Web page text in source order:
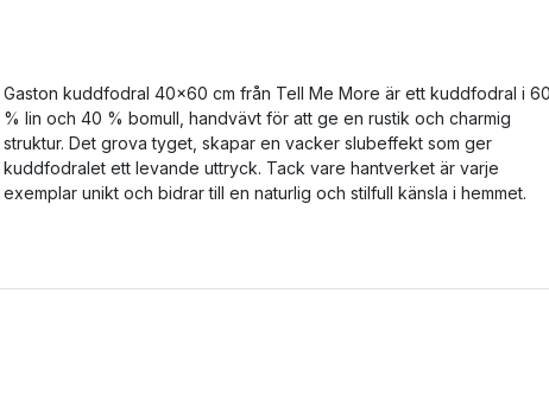
Gaston kuddfodral 40x60 cm från Tell Me More är ett kuddfodral i
% lin och 40 % bomull, handvävt för att ge en rustik och charmig
struktur. Det grova tyget, skapar en vacker slubeffekt som ger
kuddfodralet ett levande uttryck. Tack vare hantverket är varje
exemplar unikt och bidrar till en naturlig och stilfull känsla i hemmet.